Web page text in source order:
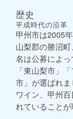
歴史
平成時代の沿革
甲州市は2005
山梨郡の勝沼
名は公募によっ
「東山梨市」
市」が選ばれ
ワイン、甲州
れていることが